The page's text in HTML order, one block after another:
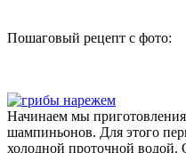
Пошаговый рецепт с фото:
Начинаем мы приготовления
шампиньонов. Для этого
холодной проточной